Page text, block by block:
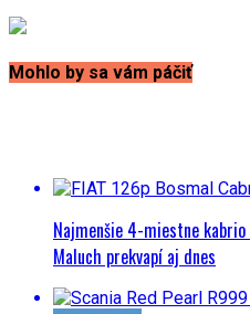
Mohlo by sa vám páčiť
Najmenšie 4-miestne
Maluch prekvapí aj dnes